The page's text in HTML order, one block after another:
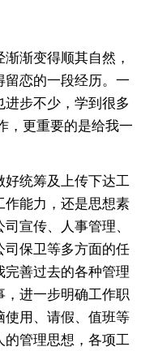
渐变得顺其自然，
恋的一段经历。一
步不少，学到很多
，更重要的是给我一
统筹及上传下达工
作能力，还是思想素
宣传、人事管理、
司保卫等多方面的任
善过去的各种管理
，进一步明确工作职
使用、请假、值班等
的管理思想，各项工